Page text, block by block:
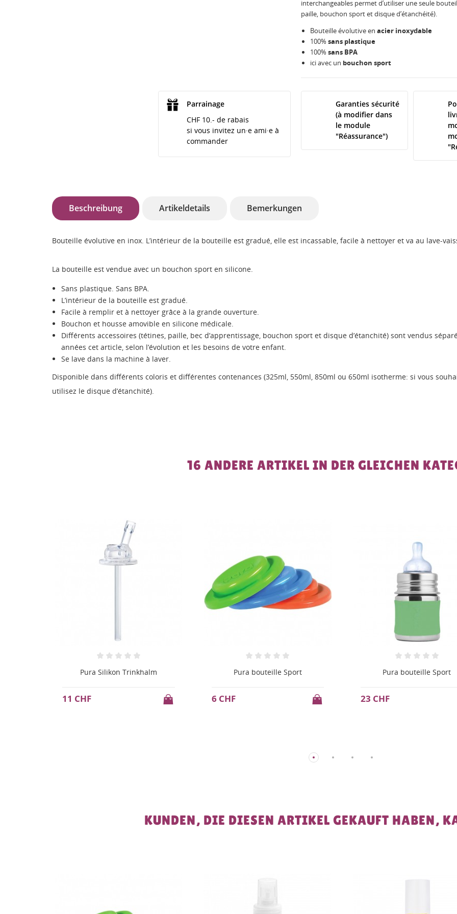
interchangeables permet d’utiliser une seule
paille, bouchon sport et disque d’étanchéité).
Bouteille évolutive en acier inoxydable
100% sans plastique
100% sans BPA
ici avec un bouchon sport
Parrainage
CHF 10.- de rabais
si vous invitez un·e ami·e à
commander
Garanties sécurité
(à modifier dans
le module
"Réassurance")
Beschreibung Artikeldetails Bemerkungen
Bouteille évolutive en inox. L’intérieur de la bouteille est gradué, elle est incassable, facile à nettoyer et va au lave-
La bouteille est vendue avec un bouchon sport en silicone.
Sans plastique. Sans BPA.
L’intérieur de la bouteille est gradué.
Facile à remplir et à nettoyer grâce à la grande ouverture.
Bouchon et housse amovible en silicone médicale.
Différents accessoires (tétines, paille, bec d’apprentissage, bouchon sport et disque d’étanchité) sont vendus
années cet article, selon l’évolution et les besoins de votre enfant.
Se lave dans la machine à laver.
Disponible dans différents coloris et différentes contenances (325ml, 550ml, 850ml ou 650ml isotherme: si vous
utilisez le disque d’étanchité).
16 ANDERE ARTIKEL IN DER GLEICHEN
Pura bouteille Sport
6 CHF
Pura bouteille Sport
23 CHF
Pura bouteille
KUNDEN, DIE DIESEN ARTIKEL GEKAUFT HABEN,